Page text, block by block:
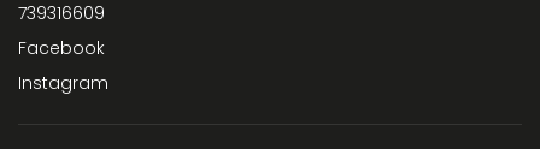
739316609
Facebook
Instagram